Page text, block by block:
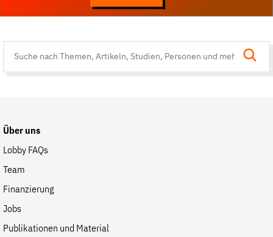
Über uns
Lobby FAQs
Team
Finanzierung
Jobs
Publikationen und Material